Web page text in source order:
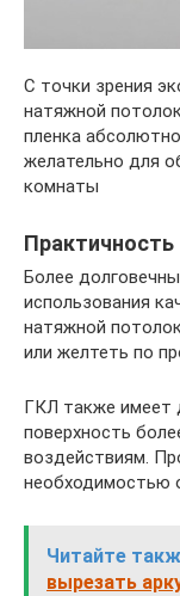
С точки зрения
натяжной
пленка
желательно для
комнаты
Практичность
Более
использования
натяжной
или желтеть по
ГКЛ также имеет
поверхность
воздействиям.
необходимостью
Читайте
вырезать